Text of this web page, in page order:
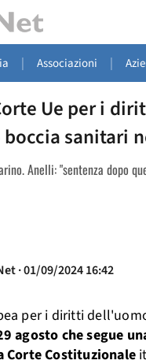
| Associazioni |
Ue per i
sanitari
Anelli: "sentenza dopo
· 01/09/2024 16:42
per i diritti
agosto che segue
Corte Costituzionale